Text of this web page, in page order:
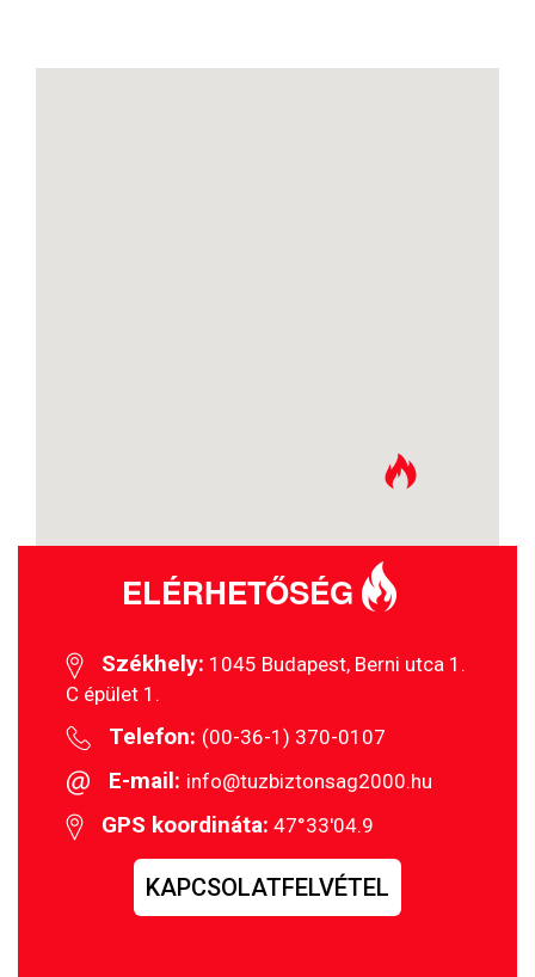
ELÉRHETŐSÉG
Székhely: 1045 Budapest, Berni utca 1.
C épület 1.
Telefon: (00-36-1) 370-0107
E-mail: info@tuzbiztonsag2000.hu
GPS koordináta: 47°33'04.9
KAPCSOLATFELVÉTEL